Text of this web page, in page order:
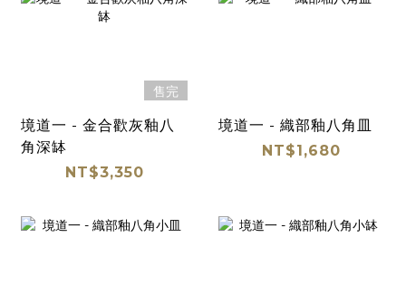
售完
境道一 - 金合歡灰釉八
角深缽
NT$3,350
境道一 - 織部釉八角皿
NT$1,680